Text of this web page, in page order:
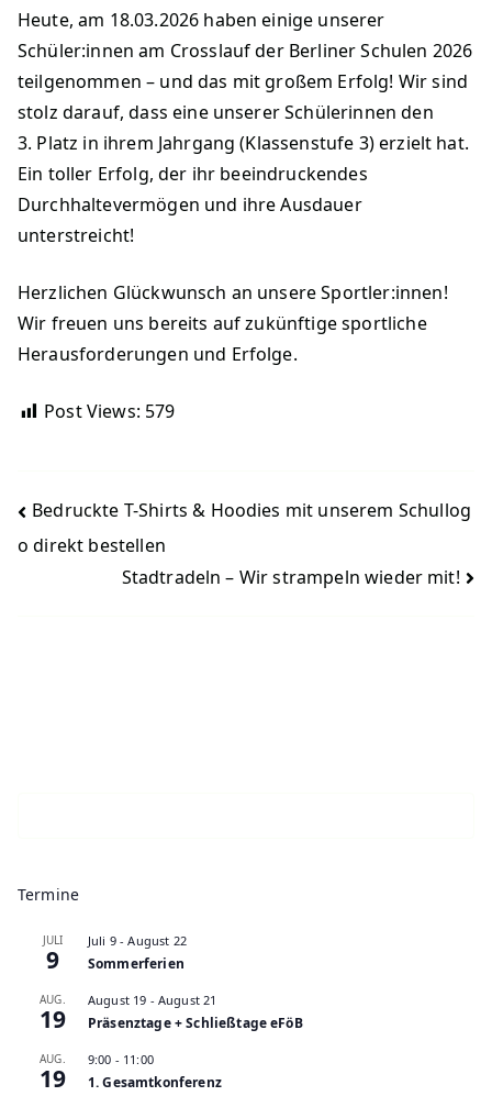
Heute, am 18.03.2026 haben einige unserer
Schüler:innen am Crosslauf der Berliner Schulen 2026
teilgenommen – und das mit großem Erfolg! Wir sind
stolz darauf, dass eine unserer Schülerinnen den
3. Platz in ihrem Jahrgang (Klassenstufe 3) erzielt hat.
Ein toller Erfolg, der ihr beeindruckendes
Durchhaltevermögen und ihre Ausdauer
unterstreicht!
Herzlichen Glückwunsch an unsere Sportler:innen!
Wir freuen uns bereits auf zukünftige sportliche
Herausforderungen und Erfolge.
Post Views: 579
Beitragsnavigation
Bedruckte T-Shirts & Hoodies mit unserem Schullog
o direkt bestellen
Stadtradeln – Wir strampeln wieder mit!
Termine
JULI
9
Juli 9-August 22
Sommerferien
AUG.
19
August 19 - August 21
Präsenztage + Schließtage eFöB
AUG.
19
9:00 - 11:00
1. Gesamtkonferenz